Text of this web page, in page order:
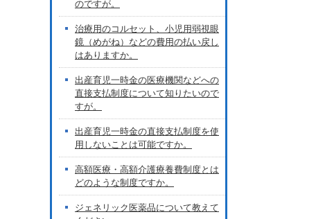
のですが。
治療用のコルセット、小児用弱視眼
鏡（めがね）などの費用の払い戻し
はありますか。
出産育児一時金の医療機関などへの
直接支払制度について知りたいので
すが。
出産育児一時金の直接支払制度を使
用しないことは可能ですか。
高額医療・高額介護療養費制度とは
どのような制度ですか。
ジェネリック医薬品について教えて